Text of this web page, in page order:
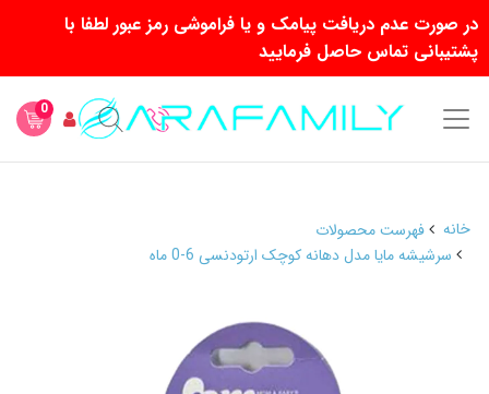
در صورت عدم دریافت پیامک و یا فراموشی رمز عبور لطفا با
پشتیبانی تماس حاصل فرمایید
0
خانه
فهرست محصولات
سرشیشه مایا مدل دهانه کوچک ارتودنسی 6-0 ماه